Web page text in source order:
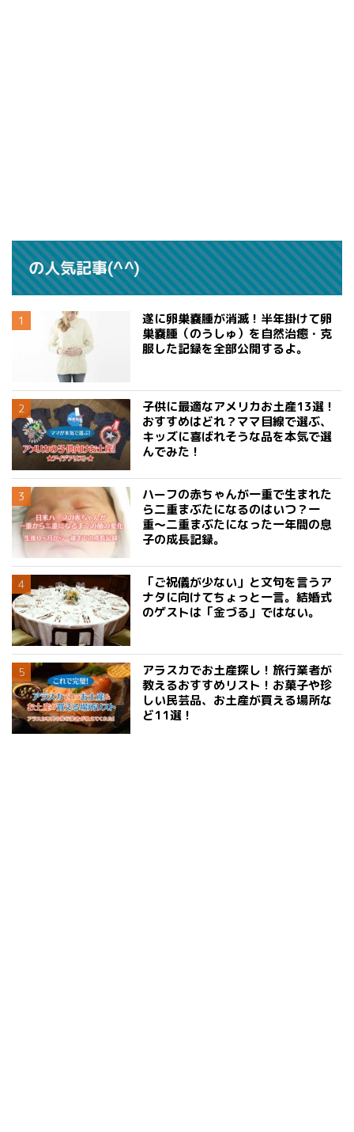
の人気記事(^^)
遂に卵巣嚢腫が消滅！半年掛けて卵
巣嚢腫（のうしゅ）を自然治癒・克
服した記録を全部公開するよ。
子供に最適なアメリカお土産13選！
おすすめはどれ？ママ目線で選ぶ、
キッズに喜ばれそうな品を本気で選
んでみた！
ハーフの赤ちゃんが一重で生まれた
ら二重まぶたになるのはいつ？一
重〜二重まぶたになった一年間の息
子の成長記録。
「ご祝儀が少ない」と文句を言うア
ナタに向けてちょっと一言。結婚式
のゲストは「金づる」ではない。
アラスカでお土産探し！旅行業者が
教えるおすすめリスト！お菓子や珍
しい民芸品、お土産が買える場所な
ど11選！